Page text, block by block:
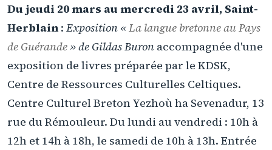
Du jeudi 20 mars au mercredi 23 avril, Saint-
Herblain : Exposition «La langue bretonne au Pays
de Guérande» de Gildas Buron accompagnée d'une
exposition de livres préparée par le KDSK,
Centre de Ressources Culturelles Celtiques.
Centre Culturel Breton Yezhoù ha Sevenadur, 13
rue du Rémouleur. Du lundi au vendredi : 10h à
12h et 14h à 18h, le samedi de 10h à 13h. Entrée